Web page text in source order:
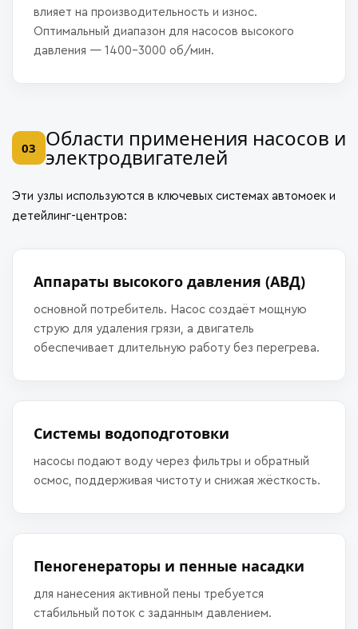
влияет на производительность и износ.
Оптимальный диапазон для насосов высокого
давления — 1400–3000 об/мин.
03 Области применения насосов и
электродвигателей
Эти узлы используются в ключевых системах автомоек и
детейлинг-центров:
Аппараты высокого давления (АВД)
основной потребитель. Насос создаёт мощную
струю для удаления грязи, а двигатель
обеспечивает длительную работу без перегрева.
Системы водоподготовки
насосы подают воду через фильтры и обратный
осмос, поддерживая чистоту и снижая жёсткость.
Пеногенераторы и пенные насадки
для нанесения активной пены требуется
стабильный поток с заданным давлением.